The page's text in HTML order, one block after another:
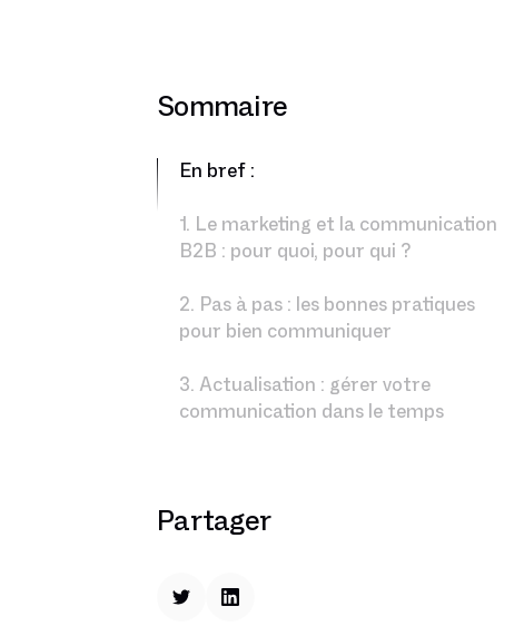
Sommaire
En bref :
1. Le marketing et la communication
B2B : pour quoi, pour qui ?
2. Pas à pas : les bonnes pratiques
pour bien communiquer
3. Actualisation : gérer votre
communication dans le temps
Partager